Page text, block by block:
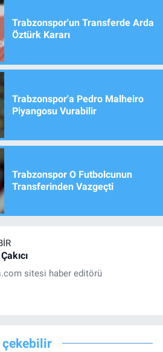
Trabzonspor'un Transferde Arda
Öztürk Kararı
Trabzonspor'a Pedro Malheiro
Piyangosu Vurabilir
Trabzonspor O Futbolcunun
Transferinden Vazgeçti
sitesi haber editörü